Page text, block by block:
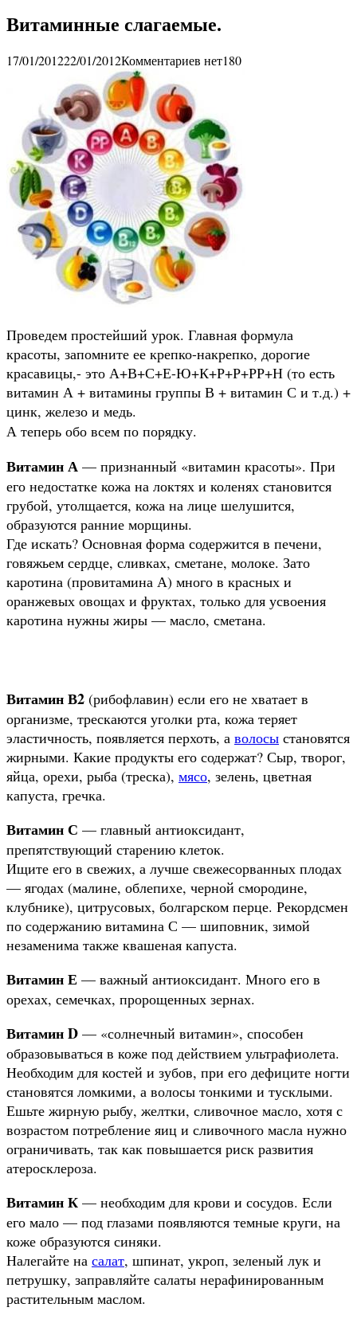
Витаминные слагаемые.
17/01/201222/01/2012Комментариев нет180
Проведем простейший урок. Главная формула
красоты, запомните ее крепко-накрепко, дорогие
красавицы,- это А+В+С+Е-Ю+К+Р+Р+РР+Н (то есть
витамин А + витамины группы В + витамин С и т.д.) +
цинк, железо и медь.
А теперь обо всем по порядку.
Витамин А — признанный «витамин красоты». При
его недостатке кожа на локтях и коленях становится
грубой, утолщается, кожа на лице шелушится,
образуются ранние морщины.
Где искать? Основная форма содержится в печени,
говяжьем сердце, сливках, сметане, молоке. Зато
каротина (провитамина А) много в красных и
оранжевых овощах и фруктах, только для усвоения
каротина нужны жиры — масло, сметана.
Витамин В2 (рибофлавин) если его не хватает в
организме, трескаются уголки рта, кожа теряет
эластичность, появляется перхоть, а волосы становятся
жирными. Какие продукты его содержат? Сыр, творог,
яйца, орехи, рыба (треска), мясо, зелень, цветная
капуста, гречка.
Витамин С — главный антиоксидант,
препятствующий старению клеток.
Ищите его в свежих, а лучше свежесорванных плодах
— ягодах (малине, облепихе, черной смородине,
клубнике), цитрусовых, болгарском перце. Рекордсмен
по содержанию витамина С — шиповник, зимой
незаменима также квашеная капуста.
Витамин Е — важный антиоксидант. Много его в
орехах, семечках, пророщенных зернах.
Витамин D — «солнечный витамин», способен
образовываться в коже под действием ультрафиолета.
Необходим для костей и зубов, при его дефиците ногти
становятся ломкими, а волосы тонкими и тусклыми.
Ешьте жирную рыбу, желтки, сливочное масло, хотя с
возрастом потребление яиц и сливочного масла нужно
ограничивать, так как повышается риск развития
атеросклероза.
Витамин К — необходим для крови и сосудов. Если
его мало — под глазами появляются темные круги, на
коже образуются синяки.
Налегайте на салат, шпинат, укроп, зеленый лук и
петрушку, заправляйте салаты нерафинированным
растительным маслом.